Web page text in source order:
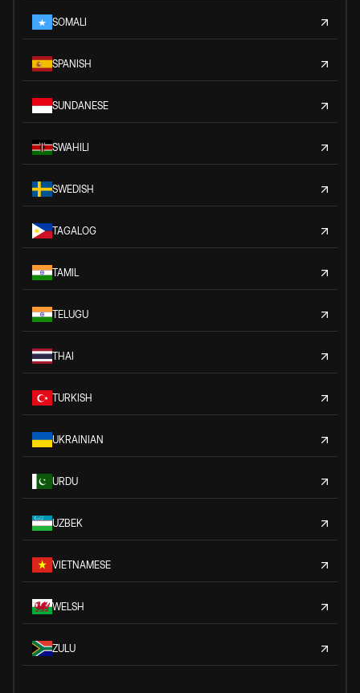
SOMALI
SPANISH
SUNDANESE
SWAHILI
SWEDISH
TAGALOG
TAMIL
TELUGU
THAI
TURKISH
UKRAINIAN
URDU
UZBEK
VIETNAMESE
WELSH
ZULU